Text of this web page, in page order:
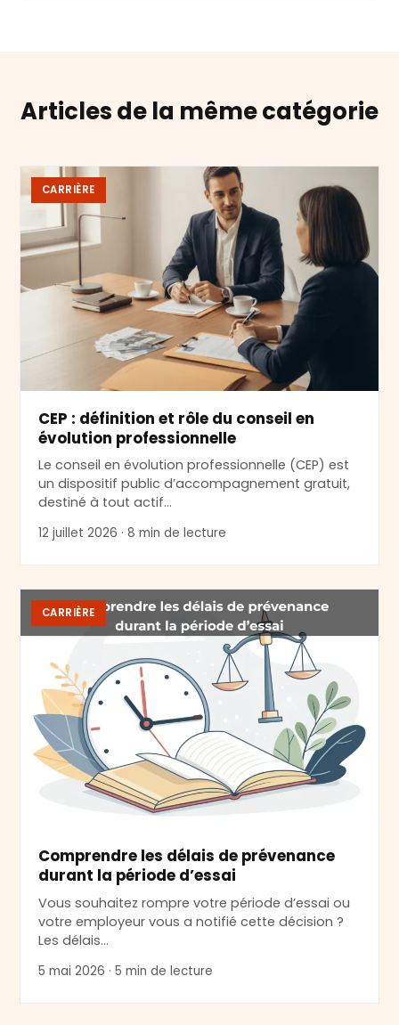
Articles de la même catégorie
CARRIÈRE
CEP : définition et rôle du conseil en
évolution professionnelle
Le conseil en évolution professionnelle (CEP) est
un dispositif public d’accompagnement gratuit,
destiné à tout actif…
12 juillet 2026 · 8 min de lecture
CARRIÈRE
Comprendre les délais de prévenance
durant la période d’essai
Vous souhaitez rompre votre période d’essai ou
votre employeur vous a notifié cette décision ?
Les délais…
5 mai 2026 · 5 min de lecture